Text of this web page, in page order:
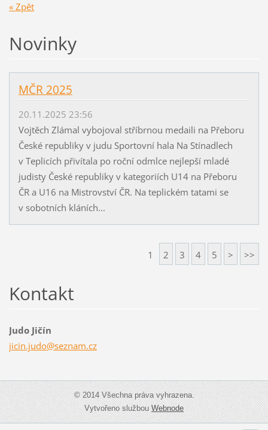
« Zpět
Novinky
MČR 2025
20.11.2025 23:56
Vojtěch Zlámal vybojoval stříbrnou medaili na Přeboru
České republiky v judu Sportovní hala Na Stínadlech
v Teplicích přivítala po roční odmlce nejlepší mladé
judisty České republiky v kategoriích U14 na Přeboru
ČR a U16 na Mistrovství ČR. Na teplickém tatami se
v sobotních kláních...
1 2 3 4 5 > >>
Kontakt
Judo Jičín
jicin.judo@seznam.cz
© 2014 Všechna práva vyhrazena.
Vytvořeno službouWebnode